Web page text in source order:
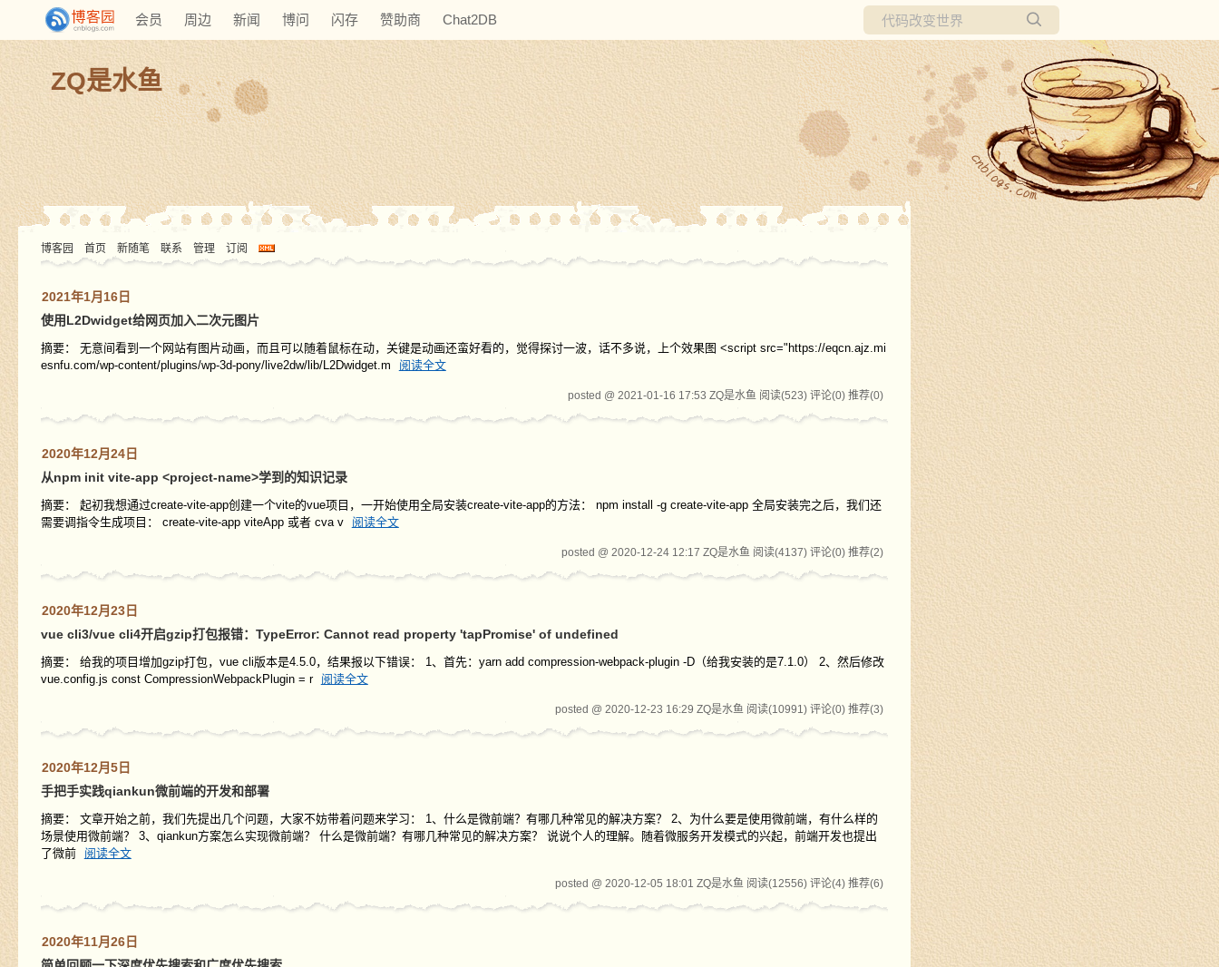
会员 周边 新闻 博问 闪存 赞助商 Chat2DB
所有博客
当前博客
ZQ是水鱼
博客园 首页 新随笔 联系 管理 订阅
2021年1月16日
使用L2Dwidget给网页加入二次元图片
摘要： 无意间看到一个网站有图片动画，而且可以随着鼠标在动，关键是动画还蛮好看的，觉得探讨一波，话不多说，上个效果图 <script src="https://eqcn.ajz.mi
esnfu.com/wp-content/plugins/wp-3d-pony/live2dw/lib/L2Dwidget.m
阅读全文
posted @ 2021-01-16 17:53 ZQ是水鱼 阅读(523) 评论(0) 推荐(0)
2020年12月24日
从npm init vite-app <project-name>学到的知识记录
摘要： 起初我想通过create-vite-app创建一个vite的vue项目，一开始使用全局安装create-vite-app的方法： npm install -g create-vite-app 全局安装完之后，我们还
需要调指令生成项目： create-vite-app viteApp 或者 cva v
阅读全文
posted @ 2020-12-24 12:17 ZQ是水鱼 阅读(4137) 评论(0) 推荐(2)
2020年12月23日
vue cli3/vue cli4开启gzip打包报错：TypeError: Cannot read property 'tapPromise' of undefined
摘要： 给我的项目增加gzip打包，vue cli版本是4.5.0，结果报以下错误： 1、首先：yarn add compression-webpack-plugin -D（给我安装的是7.1.0） 2、然后修改
vue.config.js const CompressionWebpackPlugin = r 阅读全文
posted @ 2020-12-23 16:29 ZQ是水鱼 阅读(10991) 评论(0) 推荐(3)
2020年12月5日
手把手实践qiankun微前端的开发和部署
摘要： 文章开始之前，我们先提出几个问题，大家不妨带着问题来学习： 1、什么是微前端？有哪几种常见的解决方案？ 2、为什么要是使用微前端，有什么样的
场景使用微前端？ 3、qiankun方案怎么实现微前端？ 什么是微前端？有哪几种常见的解决方案？ 说说个人的理解。随着微服务开发模式的兴起，前端开发也提出
了微前
阅读全文
posted @ 2020-12-05 18:01 ZQ是水鱼 阅读(12556) 评论(4) 推荐(6)
2020年11月26日